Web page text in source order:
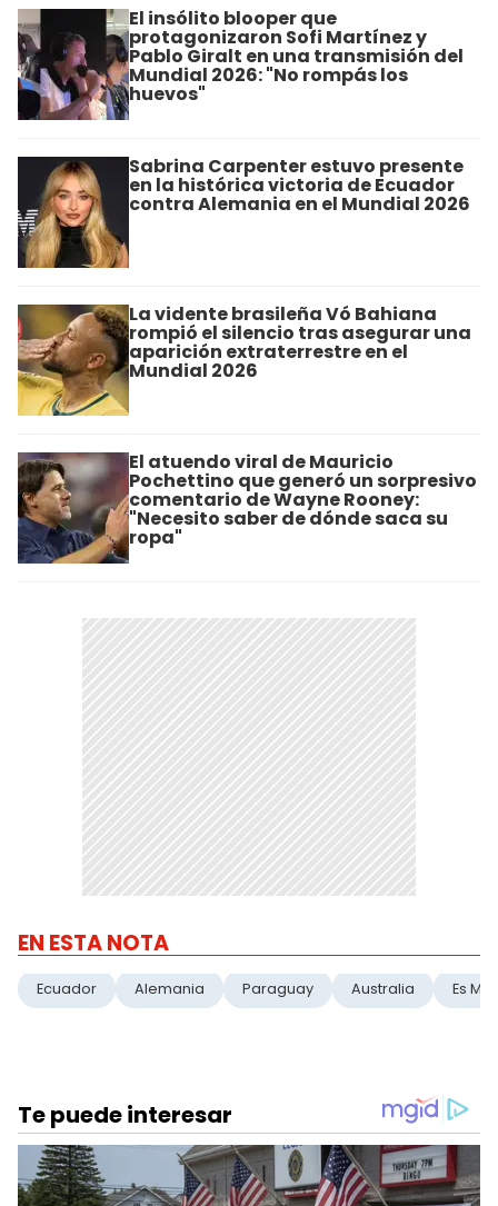
El insólito blooper que
protagonizaron Sofi Martínez y
Pablo Giralt en una transmisión del
Mundial 2026: "No rompás los
huevos"
Sabrina Carpenter estuvo presente
en la histórica victoria de Ecuador
contra Alemania en el Mundial 2026
La vidente brasileña Vó Bahiana
rompió el silencio tras asegurar una
aparición extraterrestre en el
Mundial 2026
El atuendo viral de Mauricio
Pochettino que generó un sorpresivo
comentario de Wayne Rooney:
"Necesito saber de dónde saca su
ropa"
EN ESTA NOTA
Ecuador Alemania Paraguay Australia Es Mi